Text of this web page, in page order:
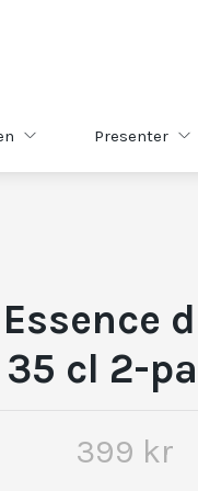
Presenter
35 cl 2-
399 kr